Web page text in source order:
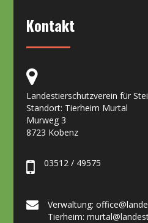
Kontakt
Landestierschutzverein für
Standort: Tierheim Murtal
Murweg 3
8723 Kobenz
03512 / 49575
Verwaltung:
Tierheim: